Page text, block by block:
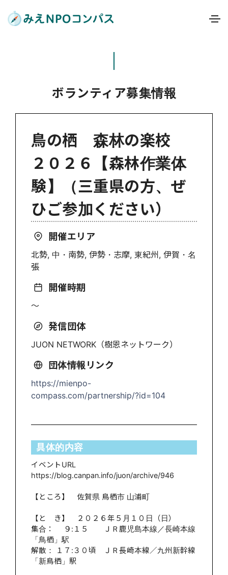
ボランティア募集情報
鳥の栖 森林の楽校
２０２６【森林作業体
験】（三重県の方、ぜ
ひご参加ください）
開催エリア
北勢, 中・南勢, 伊勢・志摩, 東紀州, 伊賀・名
張
開催時期
〜
発信団体
JUON NETWORK（樹恩ネットワーク）
団体情報リンク
https://mienpo-
compass.com/partnership/?id=104
具体的内容
イベントURL
https://blog.canpan.info/juon/archive/946
【ところ】 佐賀県 鳥栖市 山浦町
【と き】 ２０２６年５月１０日（日）
集合： ９:１５ ＪＲ鹿児島本線／長崎本線
「鳥栖」駅
解散： １７:３０頃 ＪＲ長崎本線／九州新幹線
「新鳥栖」駅